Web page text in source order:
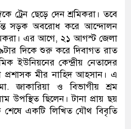
ট্রেন ছেড়ে দেন শ্রমিকরা। তবে
সড়ক অবরোধ করে আন্দোলন
এর আগে, ২১ আগস্ট জেলা
দিকে শুরু করে দিবাগত রাত
ইউনিয়নের কেন্দ্রীয় নেতাদের
প্রশাসক মীর নাহিদ আহসান। এ
ও বিভাগীয় শ্রম
উপস্থিত ছিলেন। টানা প্রায় ছয়
শেষে একটি লিখিত যৌথ বিবৃতি